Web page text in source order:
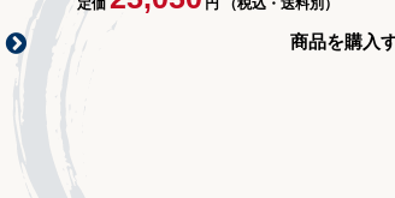
定価 円 （税込・送料別）
商品を購入